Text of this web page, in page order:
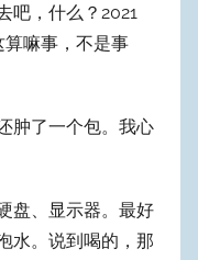
吧，什么？2021
嘛事，不是事
肿了一个包。我心
盘、显示器。最好
水。说到喝的，那